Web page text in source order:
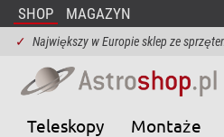
SHOP MAGAZYN
✓ Największy w Europie sklep ze
Teleskopy Montaże